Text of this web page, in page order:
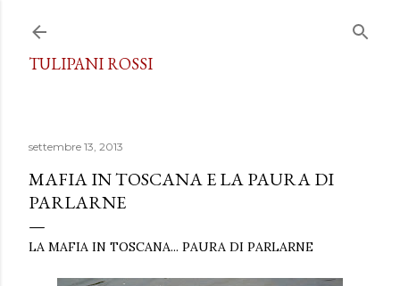
TULIPANI ROSSI
settembre 13, 2013
MAFIA IN TOSCANA E LA PAURA DI
PARLARNE
LA MAFIA IN TOSCANA... PAURA DI PARLARNE